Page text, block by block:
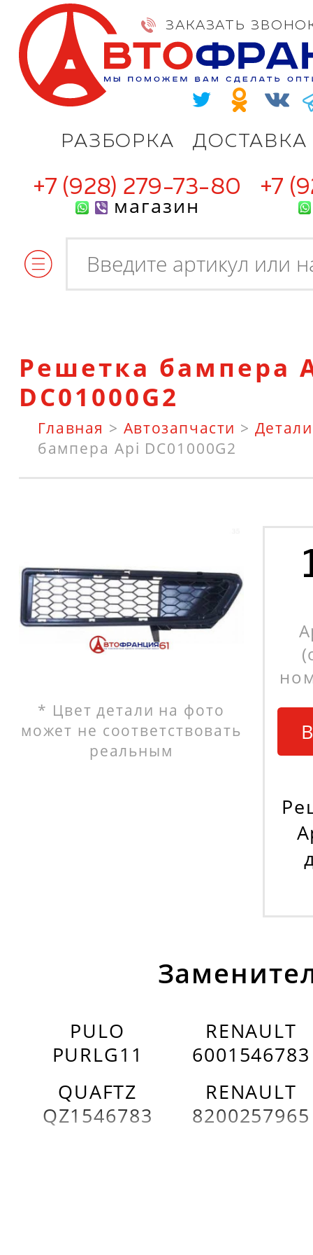
РАЗБОРКА ДОСТАВКА
ЗАКАЗАТЬ
+7 (928) 279-73-80
магазин
+7
Решетка бампера
DC01000G2
Главная > Автозапчасти >
бампера Api DC01000G2
* Цвет детали на фото
может не соответствовать
реальным
PULO
PURLG11
QUAFTZ
QZ1546783
RENAULT
6001546783
RENAULT
8200257965